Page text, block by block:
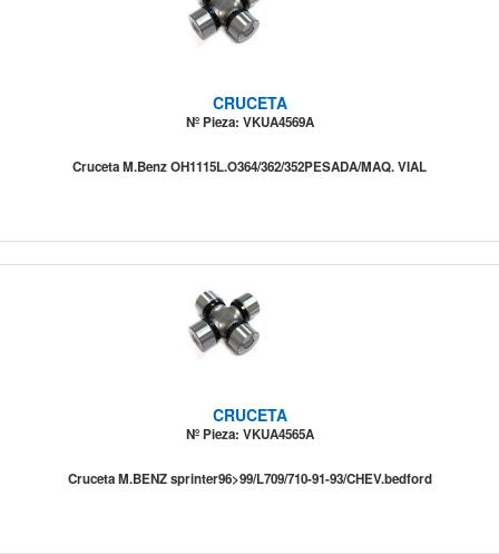
CRUCETA
Nº Pieza: VKUA4569A
Cruceta M.Benz OH1115L.O364/362/352PESADA/MAQ. VIAL
CRUCETA
Nº Pieza: VKUA4565A
Cruceta M.BENZ sprinter96>99/L709/710-91-93/CHEV.bedford